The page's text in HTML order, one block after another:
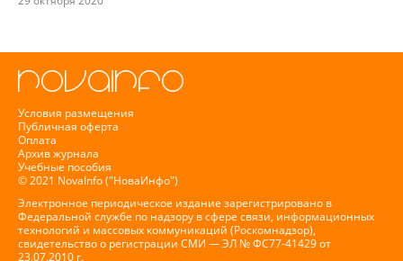
Условия размещения
Публичная оферта
Оплата
Архив журнала
Учебные пособия
© 2021 NovaInfo ("НоваИнфо")
Электронное периодическое издание зарегистрировано в
Федеральной службе по надзору в сфере связи, информационных
технологий и массовых коммуникаций (Роскомнадзор),
свидетельство о регистрации СМИ — ЭЛ № ФС77-41429 от
23.07.2010 г.